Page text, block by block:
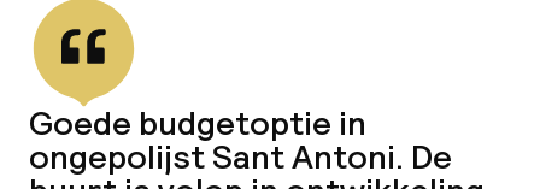
Goede budgetoptie in
ongepolijst Sant Antoni. De